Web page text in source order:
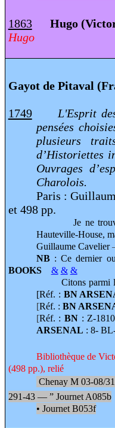
1863Hugo (Victor)
Hugo
Gayot de Pitaval
1749
L'Esprit
pensées
plusieurs
d’Historiettes
Ouvrages
Charolois.
Paris :
et 498 pp.
Je ne trouve pas,
Hauteville-House,
Guillaume Cavelier
NB: Ce dernier
BOOKS
& & &
Citons parmi les
[Réf. : BN
[Réf. :BN
[Réf. :BN : Z-
ARSENAL : 8-
Bibliothèque de
(498 pp.), relié
Chenay M 03-08/31
291-43 — ”Journet A085b
• Journet B053f